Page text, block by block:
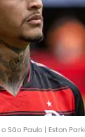
São Paulo | Eston